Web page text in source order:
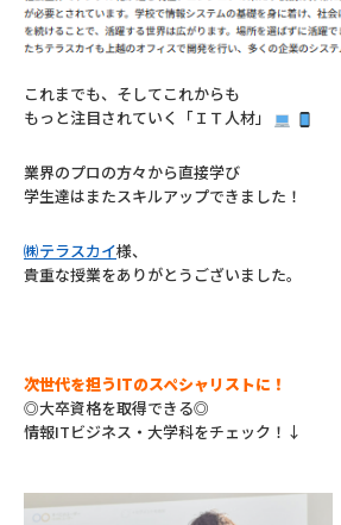
これまでも、そしてこれからも
もっと注目されていく「ＩＴ人材」
業界のプロの方々から直接学び
学生達はまたスキルアップできました！
㈱テラスカイ様、
貴重な授業をありがとうございました。
次世代を担うITのスペシャリストに！
◎大卒資格を取得できる◎
情報ITビジネス・大学科をチェック！↓